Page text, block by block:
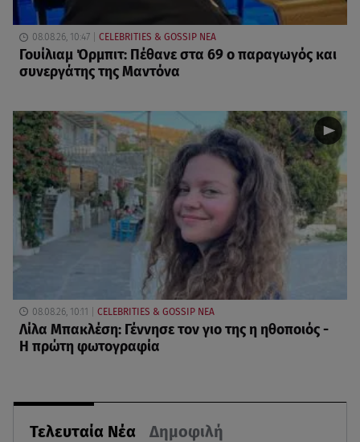
Τελευταία Νέα Δημοφιλή
08.08.26, 10:47 CELEBRITIES & GOSSIP ΝΕΑ
Γουίλιαμ Όρμπιτ: Πέθανε στα 69 ο παραγωγός και
συνεργάτης της Μαντόνα
08.08.26, 10:11 CELEBRITIES & GOSSIP ΝΕΑ
Λίλα Μπακλέση: Γέννησε τον γιο της η ηθοποιός -
Η πρώτη φωτογραφία